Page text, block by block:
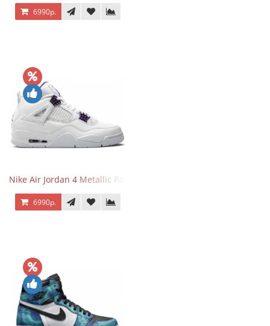
6990р.
Nike Air Jordan 4 Metallic Pack Purple
6990р.